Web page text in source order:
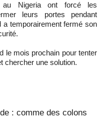
au Nigeria ont forcé les
leurs portes pendant
a temporairement fermé son
le mois prochain pour tenter
chercher une solution.
: comme des colons